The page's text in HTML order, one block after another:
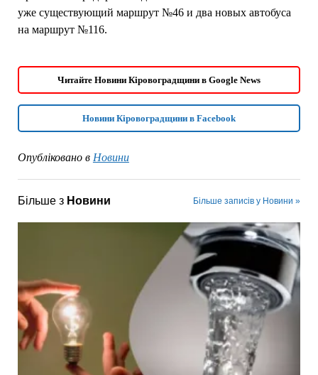
уже существующий маршрут №46 и два новых автобуса
на маршрут №116.
Читайте Новини Кіровоградщини в Google News
Новини Кіровоградщини в Facebook
Опубліковано в Новини
Більше з Новини Більше записів у Новини »